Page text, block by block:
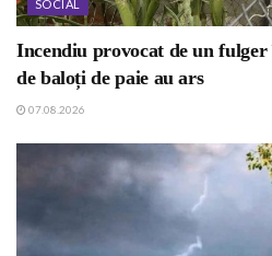
SOCIAL
Incendiu provocat de un
de baloți de paie au ars
07.08.2026